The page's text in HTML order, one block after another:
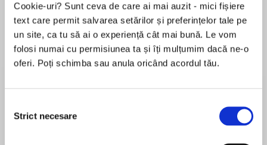
Cookie-uri? Sunt ceva de care ai mai auzit - mici fișiere
text care permit salvarea setărilor și preferințelor tale pe
un site, ca tu să ai o experiență cât mai bună. Le vom
folosi numai cu permisiunea ta și îți mulțumim dacă ne-o
oferi. Poți schimba sau anula oricând acordul tău.
consimțământului
Strict necesare
Elita de Argint (Elita
de...
Dani Francis
Diavolul se îmbracă de
la...
Lauren Weisberger Sohn Won-pyung